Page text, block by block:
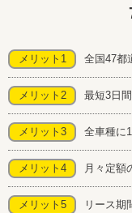
メリット1 全国47都
メリット2 最短3日
メリット3 全車種に
メリット4 月々定額
メリット5 リース期